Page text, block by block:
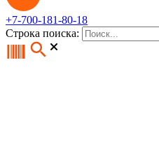
+7-700-181-80-18
Строка поиска: